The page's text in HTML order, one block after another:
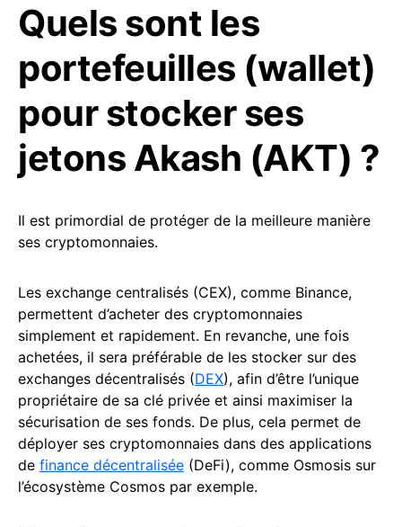
Quels sont les
portefeuilles (wallet)
pour stocker ses
jetons Akash (AKT) ?
Il est primordial de protéger de la meilleure manière
ses cryptomonnaies.
Les exchange centralisés (CEX), comme Binance,
permettent d’acheter des cryptomonnaies
simplement et rapidement. En revanche, une fois
achetées, il sera préférable de les stocker sur des
exchanges décentralisés (DEX), afin d’être l’unique
propriétaire de sa clé privée et ainsi maximiser la
sécurisation de ses fonds. De plus, cela permet de
déployer ses cryptomonnaies dans des applications
de finance décentralisée (DeFi), comme Osmosis sur
l’écosystème Cosmos par exemple.